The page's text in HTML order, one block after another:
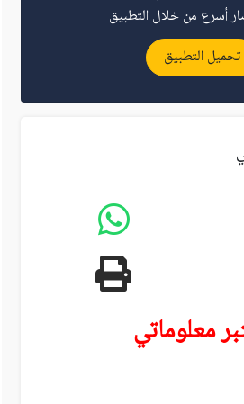
أسرع من خلال التطبيق
تحميل التطبيق
معلوماتي